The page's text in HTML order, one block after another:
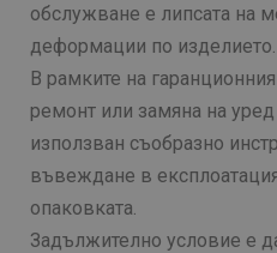
обслужване е липсата на
деформации по изделието.
В рамките на
ремонт или замяна на
използван съобразно
въвеждане в
опаковката.
Задължително условие е